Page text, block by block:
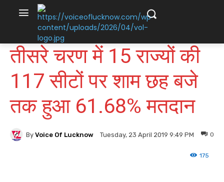
तीसरे चरण में 15 राज्यों की
117 सीटों पर शाम छह बजे
तक हुआ 61.68% मतदान
By Voice Of Lucknow Tuesday, 23 April 2019 9:49 PM 0
175